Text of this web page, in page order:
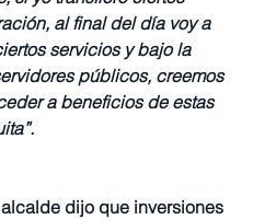
al final del día voy a
servicios y bajo la
públicos, creemos
a beneficios de estas
dijo que inversiones